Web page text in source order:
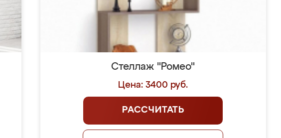
Стеллаж "Ромео"
Цена: 3400 руб.
РАССЧИТАТЬ